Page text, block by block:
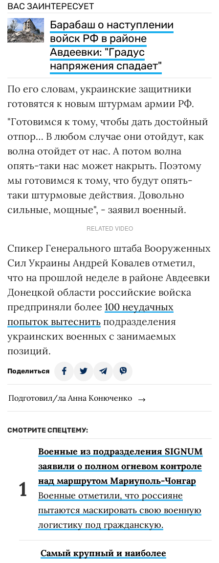
ВАС ЗАИНТЕРЕСУЕТ
Барабаш о наступлении
войск РФ в районе
Авдеевки: "Градус
напряжения спадает"
По его словам, украинские защитники
готовятся к новым штурмам армии РФ.
"Готовимся к тому, чтобы дать достойный
отпор… В любом случае они отойдут, как
волна отойдет от нас. А потом волна
опять-таки нас может накрыть. Поэтому
мы готовимся к тому, что будут опять-
таки штурмовые действия. Довольно
сильные, мощные", - заявил военный.
RELATED VIDEO
Спикер Генерального штаба Вооруженных
Сил Украины Андрей Ковалев отметил,
что на прошлой неделе в районе Авдеевки
Донецкой области российские войска
предприняли более 100 неудачных
попыток вытеснить подразделения
украинских военных с занимаемых
позиций.
Поделиться
Подготовил/ла Анна Конюченко
СМОТРИТЕ СПЕЦТЕМУ:
Военные из подразделения SIGNUM
заявили о полном огневом контроле
над маршрутом Мариуполь-Чонгар
Военные отметили, что россияне
пытаются маскировать свою военную
логистику под гражданскую.
Самый крупный и наиболее